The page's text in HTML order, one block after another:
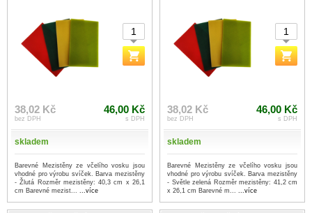
38,02 Kč
bez DPH
46,00 Kč
s DPH
skladem
Barevné Mezistěny ze včelího vosku jsou
vhodné pro výrobu svíček. Barva mezistěny
- Žlutá Rozměr mezistěny: 40,3 cm x 26,1
cm Barevné mezist... ...více
38,02 Kč
bez DPH
46,00 Kč
s DPH
skladem
Barevné Mezistěny ze včelího vosku jsou
vhodné pro výrobu svíček. Barva mezistěny
- Světle zelená Rozměr mezistěny: 41,2 cm
x 26,1 cm Barevné m... ...více